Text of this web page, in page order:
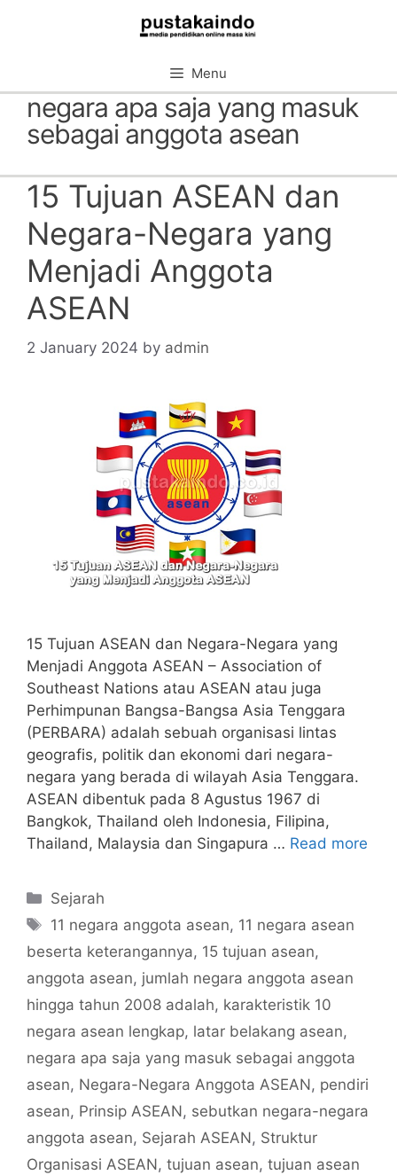
Menu
negara apa saja yang masuk
sebagai anggota asean
15 Tujuan ASEAN dan
Negara-Negara yang
Menjadi Anggota
ASEAN
2 January 2024 by admin
15 Tujuan ASEAN dan Negara-Negara yang
Menjadi Anggota ASEAN – Association of
Southeast Nations atau ASEAN atau juga
Perhimpunan Bangsa-Bangsa Asia Tenggara
(PERBARA) adalah sebuah organisasi lintas
geografis, politik dan ekonomi dari negara-
negara yang berada di wilayah Asia Tenggara.
ASEAN dibentuk pada 8 Agustus 1967 di
Bangkok, Thailand oleh Indonesia, Filipina,
Thailand, Malaysia dan Singapura … Read more
Categories
Sejarah
Tags
11 negara anggota asean, 11 negara asean
beserta keterangannya, 15 tujuan asean,
anggota asean, jumlah negara anggota asean
hingga tahun 2008 adalah, karakteristik 10
negara asean lengkap, latar belakang asean,
negara apa saja yang masuk sebagai anggota
asean, Negara-Negara Anggota ASEAN, pendiri
asean, Prinsip ASEAN, sebutkan negara-negara
anggota asean, Sejarah ASEAN, Struktur
Organisasi ASEAN, tujuan asean, tujuan asean